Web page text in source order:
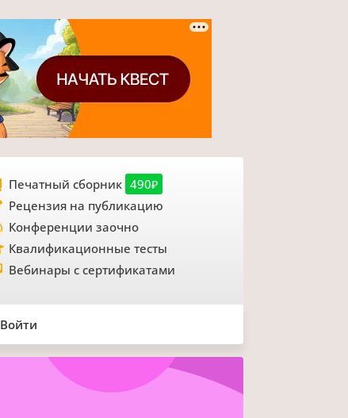
Печатный сборник 490₽
Рецензия на публикацию
Конференции заочно
Квалификационные тесты
Вебинары с сертификатами
Войти